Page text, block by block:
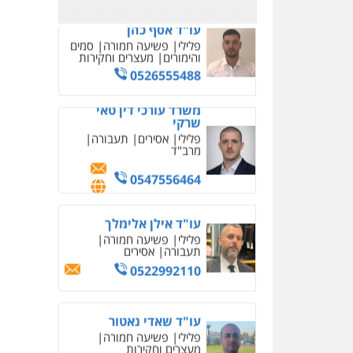
משרד עורכי דין טאי
שרקי
פלילי אסירים תעבורה
מרב"ד
עו"ד אילן אלימלך
פלילי פשיעה חמורה
תעבורה אסירים
עו"ד שאדי נאטור
פלילי פשיעה חמורה
מעצרים וחקירות
משרד עורכי דין פארס
פלאח